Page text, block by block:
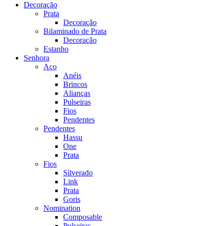
Decoração
Prata
Decoração
Bilaminado de Prata
Decoração
Estanho
Senhora
Aço
Anéis
Brincos
Alianças
Pulseiras
Fios
Pendentes
Pendentes
Hassu
One
Prata
Fios
Silverado
Link
Prata
Goris
Nomination
Composable